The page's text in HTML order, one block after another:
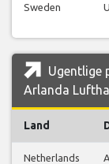
Sweden
Ugentlige
Arlanda
Land
Netherlands